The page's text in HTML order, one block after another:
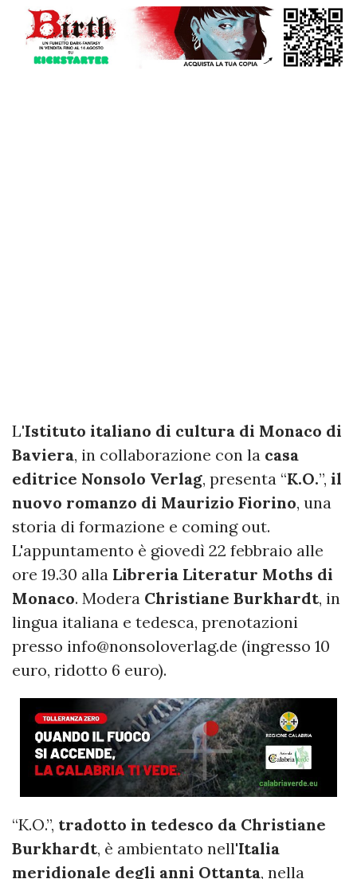
L'Istituto italiano di cultura di Monaco di
Baviera, in collaborazione con la casa
editrice Nonsolo Verlag, presenta “K.O.”, il
nuovo romanzo di Maurizio Fiorino, una
storia di formazione e coming out.
L'appuntamento è giovedì 22 febbraio alle
ore 19.30 alla Libreria Literatur Moths di
Monaco. Modera Christiane Burkhardt, in
lingua italiana e tedesca, prenotazioni
presso info@nonsoloverlag.de (ingresso 10
euro, ridotto 6 euro).
“K.O.”, tradotto in tedesco da Christiane
Burkhardt, è ambientato nell'Italia
meridionale degli anni Ottanta, nella